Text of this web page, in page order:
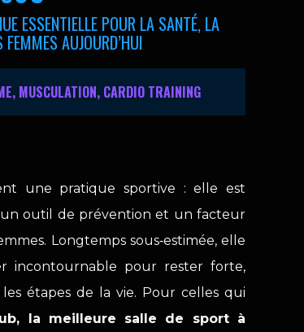
ESSENTIELLE POUR LA SANTÉ, LA
AUJOURD’HUI
MUSCULATION, CARDIO TRAINING
une pratique sportive : elle est
outil de prévention et un facteur
Longtemps sous‑estimée, elle
incontournable pour rester forte,
étapes de la vie. Pour celles qui
la meilleure salle de sport à